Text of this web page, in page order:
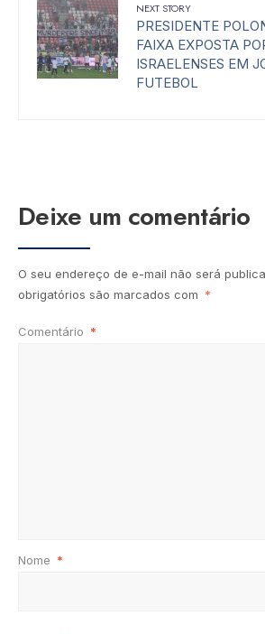
NEXT STORY
PRESIDENTE
FAIXA EXPOSTA
ISRAELENSES EM
FUTEBOL
Deixe um comentário
O seu endereço de e-mail não será
obrigatórios são marcados com *
Comentário *
Nome *